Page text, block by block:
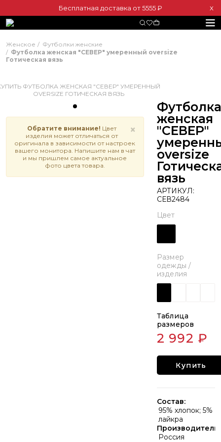
Бесплатная доставка от 5555 ₽ Х
Женское
Футболки женские
Футболка женская "СЕВЕР" умеренный oversize
Готическая вязь
×
Обратите внимание! Цвет
изделия может отличаться от
оригинала в зависимости от настроек
вашего монитора. Напишите нам в чат
и мы пришлем самое актуальное
фото цвета товара.
Футболка
женская
"СЕВЕР"
oversize
вязь
АРТИКУЛ:
СЕВ2484
Цвет
Размер
одежды /
изделия
Таблица
размеров
2 992 ₽
Купить
Состав:
95% хлопок; 5%
лайкра
Производитель:
Россия